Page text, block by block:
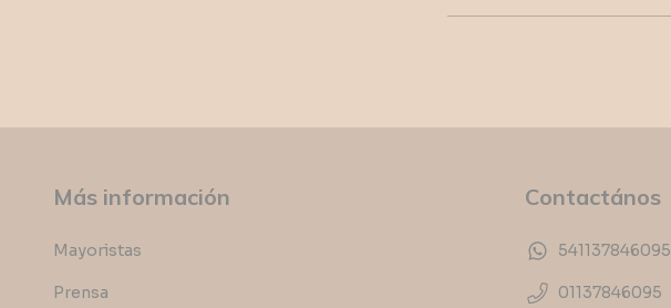
Más información
Mayoristas
Prensa
Contactános
541137846095
01137846095